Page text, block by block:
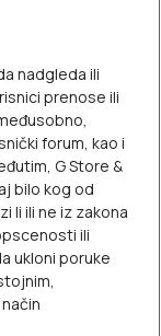
nadgleda ili
prenose ili
forum, kao i
G Store &
bilo kog od
li ili ne iz zakona
ili
ukloni poruke